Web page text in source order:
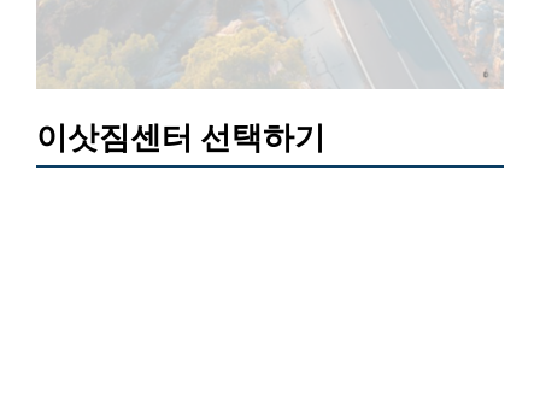
이삿짐센터 선택하기